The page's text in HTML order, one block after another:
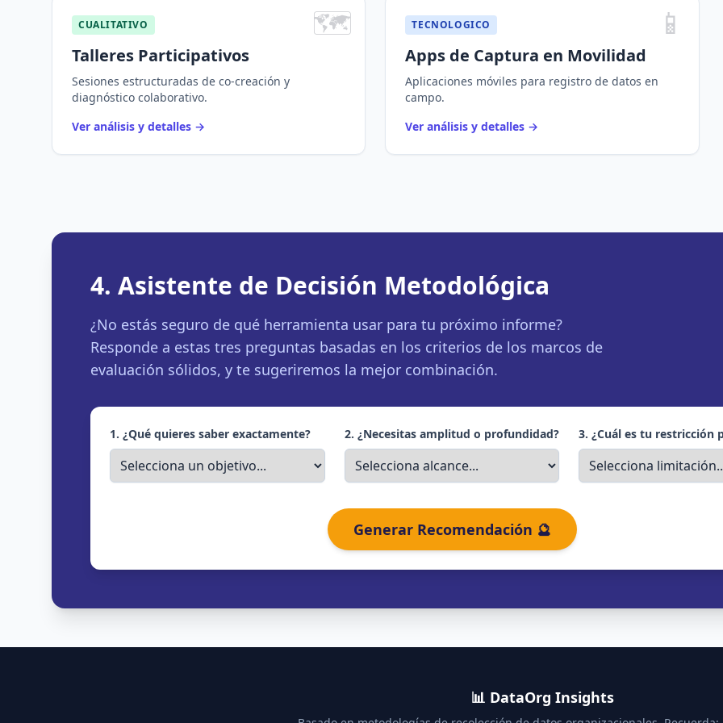
🗺️
CUALITATIVO
Talleres Participativos
Sesiones estructuradas de co-creación y
diagnóstico colaborativo.
Ver análisis y detalles →
📱
TECNOLOGICO
Apps de Captura en Movilidad
Aplicaciones móviles para registro de datos en
campo.
Ver análisis y detalles →
4. Asistente de Decisión Metodológica
¿No estás seguro de qué herramienta usar para tu próximo informe?
Responde a estas tres preguntas basadas en los criterios de los marcos de
evaluación sólidos, y te sugeriremos la mejor combinación.
1. ¿Qué quieres saber exactamente? 2. ¿Necesitas amplitud o profundidad? 3. ¿Cuál es tu restricción
Generar Recomendación 🔮
📊 DataOrg Insights